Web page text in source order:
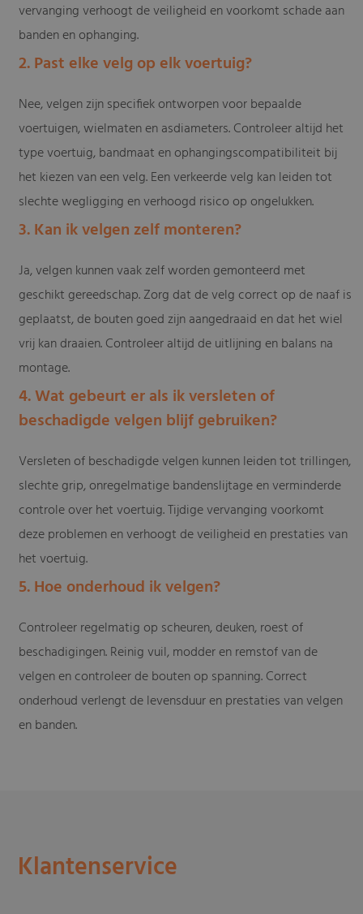
vervanging verhoogt de veiligheid en voorkomt schade aan
banden en ophanging.
2. Past elke velg op elk voertuig?
Nee, velgen zijn specifiek ontworpen voor bepaalde
voertuigen, wielmaten en asdiameters. Controleer altijd het
type voertuig, bandmaat en ophangingscompatibiliteit bij
het kiezen van een velg. Een verkeerde velg kan leiden tot
slechte wegligging en verhoogd risico op ongelukken.
3. Kan ik velgen zelf monteren?
Ja, velgen kunnen vaak zelf worden gemonteerd met
geschikt gereedschap. Zorg dat de velg correct op de naaf is
geplaatst, de bouten goed zijn aangedraaid en dat het wiel
vrij kan draaien. Controleer altijd de uitlijning en balans na
montage.
4. Wat gebeurt er als ik versleten of
beschadigde velgen blijf gebruiken?
Versleten of beschadigde velgen kunnen leiden tot trillingen,
slechte grip, onregelmatige bandenslijtage en verminderde
controle over het voertuig. Tijdige vervanging voorkomt
deze problemen en verhoogt de veiligheid en prestaties van
het voertuig.
5. Hoe onderhoud ik velgen?
Controleer regelmatig op scheuren, deuken, roest of
beschadigingen. Reinig vuil, modder en remstof van de
velgen en controleer de bouten op spanning. Correct
onderhoud verlengt de levensduur en prestaties van velgen
en banden.
Klantenservice